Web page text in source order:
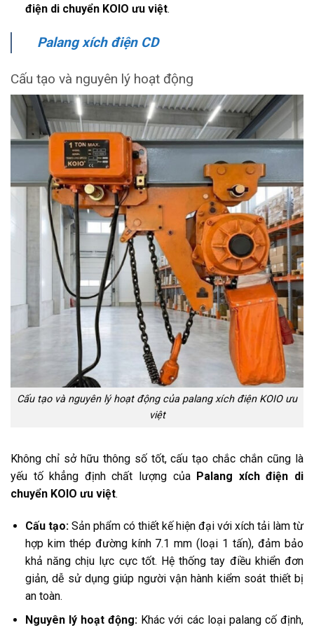
điện di chuyển KOIO ưu việt.
Palang xích điện CD
Cấu tạo và nguyên lý hoạt động
Cấu tạo và nguyên lý hoạt động của palang xích điện KOIO ưu
việt
Không chỉ sở hữu thông số tốt, cấu tạo chắc chắn cũng là
yếu tố khẳng định chất lượng của Palang xích điện di
chuyển KOIO ưu việt.
Cấu tạo:Sản phẩm có thiết kế hiện đại với xích tải làm từ
hợp kim thép đường kính 7.1 mm (loại 1 tấn), đảm bảo
khả năng chịu lực cực tốt. Hệ thống tay điều khiển đơn
giản, dễ sử dụng giúp người vận hành kiểm soát thiết bị
an toàn.
Nguyên lý hoạt động: Khác với các loại palang cố định,